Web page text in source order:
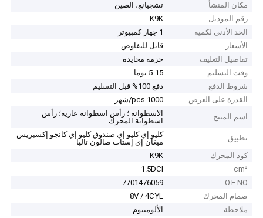
مكان المنشأ
تشجيانغ، الصين
رقم الموديل
K9K
الحد الأدنى لكمية
1 جهاز كمبيوتر
الأسعار
قابل للتفاوض
تفاصيل التغليف
حزمة محايدة
وقت التسليم
5-15 يوما
شروط الدفع
دفع 100% قبل التسليم
القدرة على العرض
1000 pcs/شهر
اسم المنتج
الاسطوانة ؛ رأس اسطوانة عارية؛ رأس
اسطوانة المحرك
تطبيق
كليو إي كليو إي صندوق كليو إي كانجو إكسبريس
ميغان إي إستات صالون تاليا
كود المحرك
K9K
cm³
1.5DCI
O.E NO.
7701476059
صمام المحرك
8V / 4CYL
ملاحظة
الألومنيوم